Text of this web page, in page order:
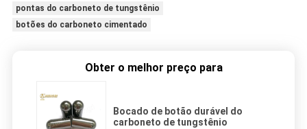
pontas do carboneto de tungstênio
botões do carboneto cimentado
Obter o melhor preço para
Bocado de botão durável do
carboneto de tungstênio